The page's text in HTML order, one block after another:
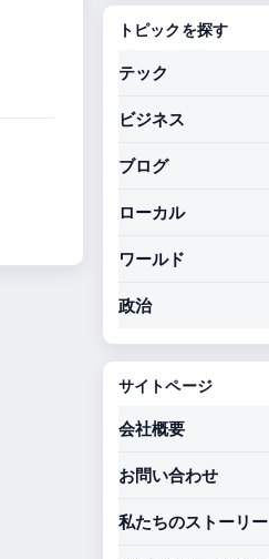
トピックを探す
テック
ビジネス
ブログ
ローカル
ワールド
政治
サイトページ
会社概要
お問い合わせ
私たちのストーリー